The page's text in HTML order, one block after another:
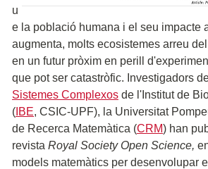
u
e la població humana i el seu impacte
augmenta, molts ecosistemes arreu
en un futur pròxim en perill
que pot ser catastròfic. Investigadors
Sistemes Complexos de l'Institut de
( IBE, CSIC-UPF), la Universitat
de Recerca Matemàtica (CRM) han
revista Royal Society Open Science,
models matemàtics per desenvolupar